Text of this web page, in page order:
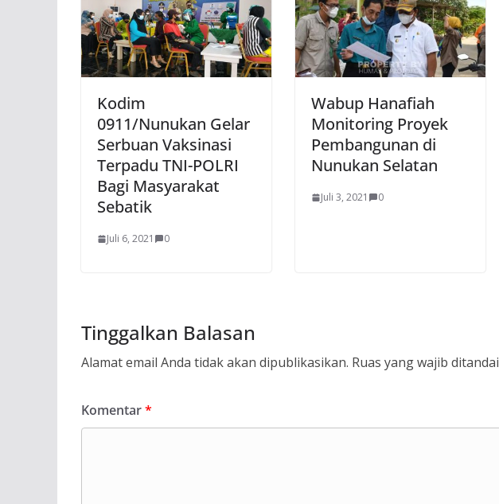
Kodim
0911/Nunukan Gelar
Serbuan Vaksinasi
Terpadu TNI-POLRI
Bagi Masyarakat
Sebatik
Juli 6, 2021 0
Wabup Hanafiah
Monitoring Proyek
Pembangunan di
Nunukan Selatan
Juli 3, 2021 0
Tinggalkan Balasan
Alamat email Anda tidak akan dipublikasikan. Ruas yang wajib ditandai
Komentar*